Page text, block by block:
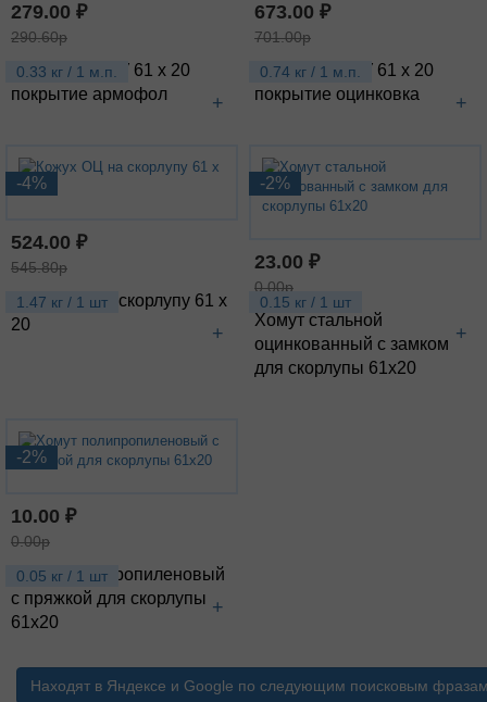
0.33 кг / 1 м.п.
279.00 ₽
+
290.60р
Скорлупа ППУ 61 х 20
покрытие армофол
0.74 кг / 1 м.п.
673.00 ₽
+
701.00р
Скорлупа ППУ 61 х 20
покрытие оцинковка
-4%
1.47 кг / 1 шт
524.00 ₽
+
545.80р
Кожух ОЦ на скорлупу 61 х
20
-2%
0.15 кг / 1 шт
23.00 ₽
+
0.00р
Хомут стальной
оцинкованный с замком
для скорлупы 61х20
-2%
0.05 кг / 1 шт
10.00 ₽
+
0.00р
Хомут полипропиленовый
с пряжкой для скорлупы
61х20
Находят в Яндексе и Google по следующим поисковым